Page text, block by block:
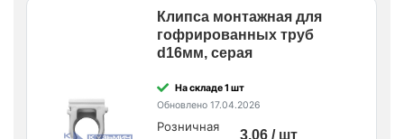
Клипса монтажная для
гофрированных труб
d16мм, серая
На складе 1 шт
Обновлено 17.04.2026
Розничная
3.06 / шт